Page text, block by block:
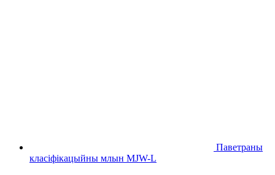
Паветраны
класіфікацыйны млын MJW-L